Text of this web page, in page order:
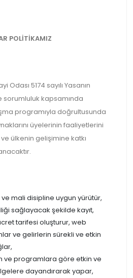
POLİTİKAMIZ
Odası 5174 sayılı Yasanın
kapsamında
programıyla doğrultusunda
üyelerinin faaliyetlerini
ülkenin gelişimine katkı
mali disipline uygun yürütür,
sağlayacak şekilde kayıt,
tarifesi oluşturur, web
ve gelirlerin sürekli ve etkin
ve programlara göre etkin ve
dayandırarak yapar,